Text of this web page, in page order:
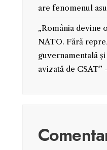
are fenomenul
„România devine
NATO. Fără
guvernamentală
avizată de